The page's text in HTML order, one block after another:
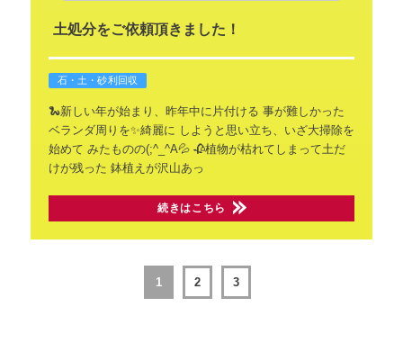
土処分をご依頼頂きました！
石・土・砂利回収
🐍新しい年が始まり、昨年中に片付ける 事が難しかった
ベランダ周りを✨綺麗に しようと思い立ち、いざ大掃除を
始めて みたものの(;^_^A💦 🥀植物が枯れてしまって土だ
けが残った 鉢植えが沢山あっ
続きはこちら
1 2 3